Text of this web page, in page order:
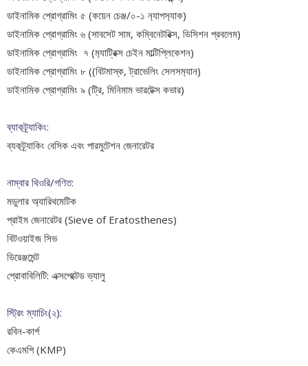
ডাইনামিক প্রোগ্রামিং ৫ (কয়েন চেঞ্জ/০-১ ন‍্যাপস‍্যাক)
ডাইনামিক প্রোগ্রামিং ৬ (সাবসেট সাম, কম্বিনেটরিক্স, ডিসিশন প্রবলেম)
ডাইনামিক প্রোগ্রামিং ৭ (ম‍্যাট্রিক্স চেইন মাল্টিপ্লিকেশন)
ডাইনামিক প্রোগ্রামিং ৮ ((বিটমাস্ক, ট্রাভেলিং সেলসম‍্যান)
ডাইনামিক প্রোগ্রামিং ৯ (ট্রি, মিনিমাম ভারটেক্স কভার)
ব্যাকট্র্যাকিং:
ব্যকট্র্যাকিং বেসিক এবং পারমুটেশন জেনারেটর
নাম্বার থিওরি/গণিত:
মডুলার অ্যারিথমেটিক
প্রাইম জেনারেটর (Sieve of Eratosthenes)
বিটওয়াইজ সিভ
ডিরেঞ্জমেন্ট
প্রোবাবিলিটি: এক্সপেক্টেড ভ্যালু
স্ট্রিং ম্যাচিং(২):
রবিন-কার্প
কেএমপি (KMP)